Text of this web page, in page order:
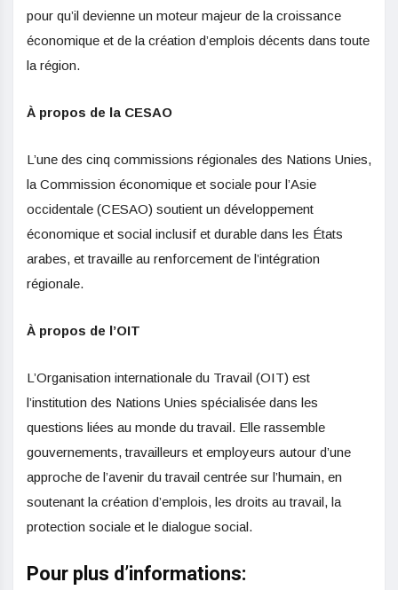
pour qu’il devienne un moteur majeur de la croissance
économique et de la création d’emplois décents dans toute
la région.
À propos de la CESAO
L’une des cinq commissions régionales des Nations Unies,
la Commission économique et sociale pour l’Asie
occidentale (CESAO) soutient un développement
économique et social inclusif et durable dans les États
arabes, et travaille au renforcement de l’intégration
régionale.
À propos de l’OIT
L’Organisation internationale du Travail (OIT) est
l’institution des Nations Unies spécialisée dans les
questions liées au monde du travail. Elle rassemble
gouvernements, travailleurs et employeurs autour d’une
approche de l’avenir du travail centrée sur l’humain, en
soutenant la création d’emplois, les droits au travail, la
protection sociale et le dialogue social.
Pour plus d’informations: